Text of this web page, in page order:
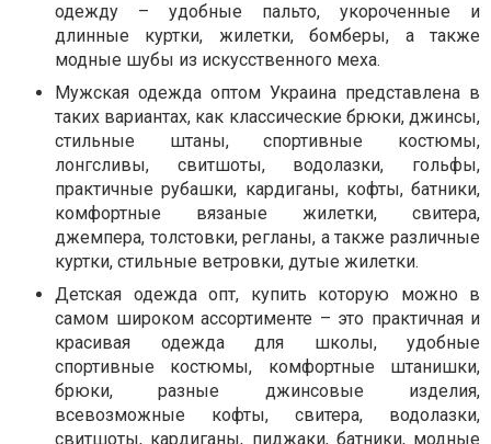
одежду – удобные пальто, укороченные и
длинные куртки, жилетки, бомберы, а также
модные шубы из искусственного меха.
Мужская одежда оптом Украина представлена в
таких вариантах, как классические брюки, джинсы,
стильные штаны, спортивные костюмы,
лонгсливы, свитшоты, водолазки, гольфы,
практичные рубашки, кардиганы, кофты, батники,
комфортные вязаные жилетки, свитера,
джемпера, толстовки, регланы, а также различные
куртки, стильные ветровки, дутые жилетки.
Детская одежда опт, купить которую можно в
самом широком ассортименте – это практичная и
красивая одежда для школы, удобные
спортивные костюмы, комфортные штанишки,
брюки, разные джинсовые изделия,
всевозможные кофты, свитера, водолазки,
свитшоты, кардиганы, пиджаки, батники, модные